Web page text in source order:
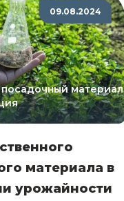
09.08.2024
материал
материала в
урожайности